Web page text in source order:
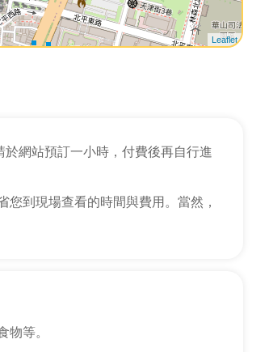
Leaflet
網站預訂一小時，付費後再自行進
到現場查看的時間與費用。當然，
物等。